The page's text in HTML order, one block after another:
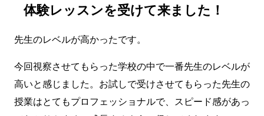
体験レッスンを受けて来ました！
先生のレベルが高かったです。
今回視察させてもらった学校の中で一番先生のレベルが
高いと感じました。お試しで受けさせてもらった先生の
授業はとてもプロフェッショナルで、スピード感があっ